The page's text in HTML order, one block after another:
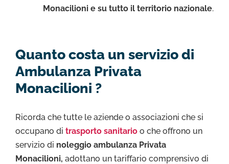
Monacilioni e su tutto il territorio nazionale.
Quanto costa un servizio di
Ambulanza Privata
Monacilioni ?
Ricorda che tutte le aziende o associazioni che si
occupano di trasporto sanitario o che offrono un
servizio di noleggio ambulanza Privata
Monacilioni, adottano un tariffario comprensivo di